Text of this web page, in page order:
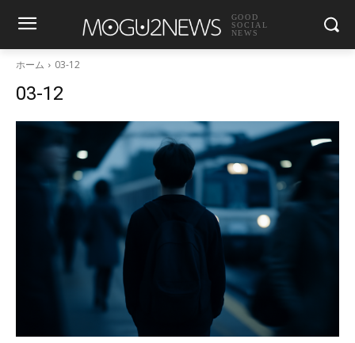
GOOD
SOCIAL
NEWS
ホーム 03-12
03-12